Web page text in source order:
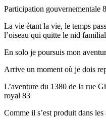
Participation gouvernementale
La vie étant la vie, le temps
l’oiseau qui quitte le nid
En solo je poursuis mon
Arrive un moment où je dois
L’aventure du 1380 de la rue
royal 83
Comme il s’est produit dans les